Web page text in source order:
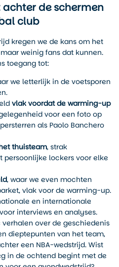
de schermen
club
kregen we de kans om het
weinig fans dat kunnen.
toegang tot:
we letterlijk in de voetsporen
vlak voordat de warming-up
voor een foto op
als Paolo Banchero
thuisteam, strak
persoonlijke lockers voor elke
, waar we even mochten
vlak voor de warming-up.
en internationale
interviews en analyses.
over de geschiedenis
dieptepunten van het team,
een NBA-wedstrijd. Wist
in de ochtend begint met de